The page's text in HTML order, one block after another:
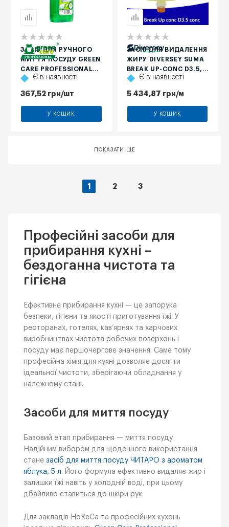
ЗАСІБ ДЛЯ РУЧНОГО
МИТТЯ ПОСУДУ GREEN
CARE PROFESSIONAL
MANUDISH ORIGINAL, 1
Є в наявності
367,52 грн/шт
У КОШИК
ЗАСІБ ДЛЯ ВИДАЛЕННЯ
ЖИРУ DIVERSEY SUMA
BREAK UP-CONC D3.5,
2 Л
Є в наявності
5 434,87 грн/м
У КОШИК
ПОКАЗАТИ ЩЕ
1 2 3
Професійні засоби для
прибирання кухні –
бездоганна чистота та
гігієна
Ефективне прибирання кухні — це запорука
безпеки, гігієни та якості приготування їжі. У
ресторанах, готелях, кав’ярнях та харчових
виробництвах чистота робочих поверхонь і
посуду має першочергове значення. Саме тому
професійна хімія для кухні дозволяє досягти
ідеальної чистоти, зберігаючи обладнання у
належному стані.
Засоби для миття посуду
Базовий етап прибирання — миття посуду.
Надійним вибором для щоденного використання
стане засіб для миття посуду ЧИТАРО з ароматом
яблука, 5 л. Його формула ефективно видаляє жир і
залишки їжі навіть у холодній воді, при цьому
дбайливо ставиться до шкіри рук.
Для закладів HoReCa та професійних кухонь